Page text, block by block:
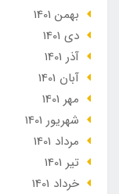
بهمن 1401
دی 1401
آذر 1401
آبان 1401
مهر 1401
شهریور 1401
مرداد 1401
تير 1401
خرداد 1401